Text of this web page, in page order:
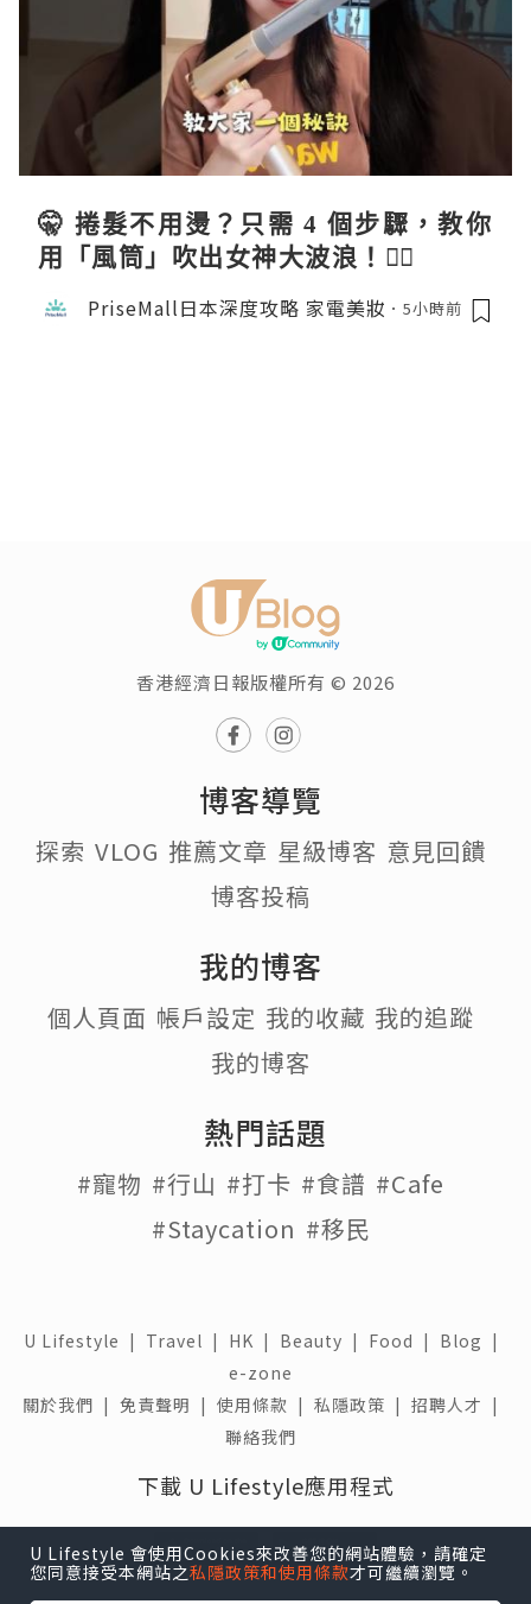
🤫 捲髮不用燙？只需 4 個步驟，教你
用「風筒」吹出女神大波浪！💇‍♀️
PriseMall日本深度攻略 家電美妝 5小時前
香港經濟日報版權所有 © 2026
博客導覽
探索 VLOG 推薦文章 星級博客 意見回饋
博客投稿
我的博客
個人頁面 帳戶設定 我的收藏 我的追蹤
我的博客
熱門話題
#寵物 #行山 #打卡 #食譜 #Cafe
#Staycation #移民
U Lifestyle | Travel | HK | Beauty | Food | Blog |
e-zone
關於我們 | 免責聲明 | 使用條款 | 私隱政策 | 招聘人才 |
聯絡我們
下載 U Lifestyle應用程式
U Lifestyle 會使用Cookies來改善您的網站體驗，請確定
您同意接受本網站之私隱政策和使用條款才可繼續瀏覽。